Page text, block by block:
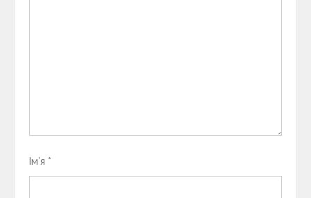
Ім’я *